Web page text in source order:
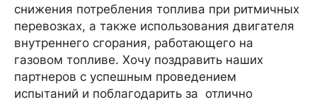
снижения потребления топлива при ритмичных
перевозках, а также использования двигателя
внутреннего сгорания, работающего на
газовом топливе. Хочу поздравить наших
партнеров с успешным проведением
испытаний и поблагодарить за отлично